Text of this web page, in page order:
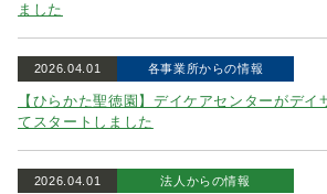
ました
2026.04.01 各事業所からの情報
【ひらかた聖徳園】デイケアセンターがデイ
てスタートしました
2026.04.01 法人からの情報